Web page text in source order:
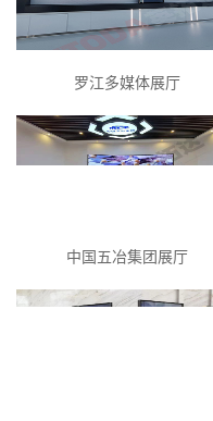
罗江多媒体展厅
中国五冶集团展厅